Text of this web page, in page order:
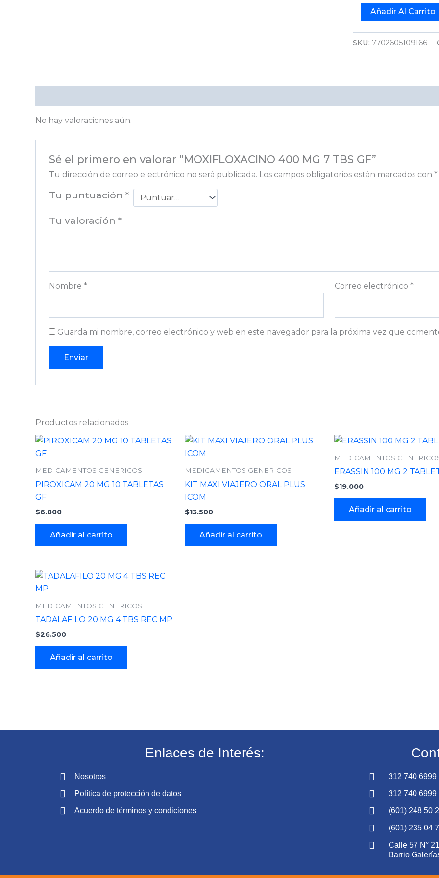
Añadir Al Carrito
SKU: 7702605109166
No hay valoraciones aún.
Sé el primero en valorar “MOXIFLOXACINO 400 MG 7 TBS GF”
Tu dirección de correo electrónico no será publicada. Los campos obligatorios están marcados con *
Tu puntuación *
Tu valoración *
Nombre * Correo electrónico*
Guarda mi nombre, correo electrónico y web en este navegador para la próxima vez que
Productos relacionados
MEDICAMENTOS GENERICOS
PIROXICAM 20 MG 10 TABLETAS
GF
$6.800
Añadir al carrito
MEDICAMENTOS GENERICOS
KIT MAXI VIAJERO ORAL PLUS
ICOM
$13.500
Añadir al carrito
MEDICAMENTOS
ERASSIN 100 MG 2
$19.000
Añadir al carrito
MEDICAMENTOS GENERICOS
TADALAFILO 20 MG 4 TBS REC MP
$26.500
Añadir al carrito
Enlaces de Interés:
Nosotros
Política de protección de datos
Acuerdo de términos y condiciones
312 740 6999
312 740 6999
(601) 248 50
(601) 235 04
Calle 57 N°
Barrio